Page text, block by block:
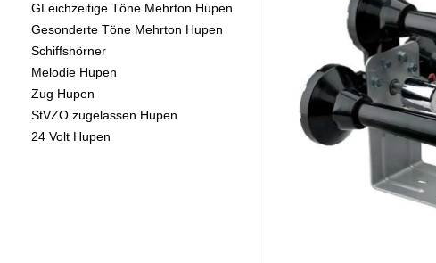
GLeichzeitige Töne Mehrton Hupen
Gesonderte Töne Mehrton Hupen
Schiffshörner
Melodie Hupen
Zug Hupen
StVZO zugelassen Hupen
24 Volt Hupen